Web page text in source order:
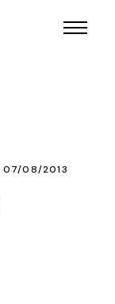
07/08/2013